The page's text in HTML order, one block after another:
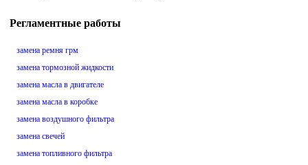
Регламентные работы
замена ремня грм
замена тормозной жидкости
замена масла в двигателе
замена масла в коробке
замена воздушного фильтра
замена свечей
замена топливного фильтра